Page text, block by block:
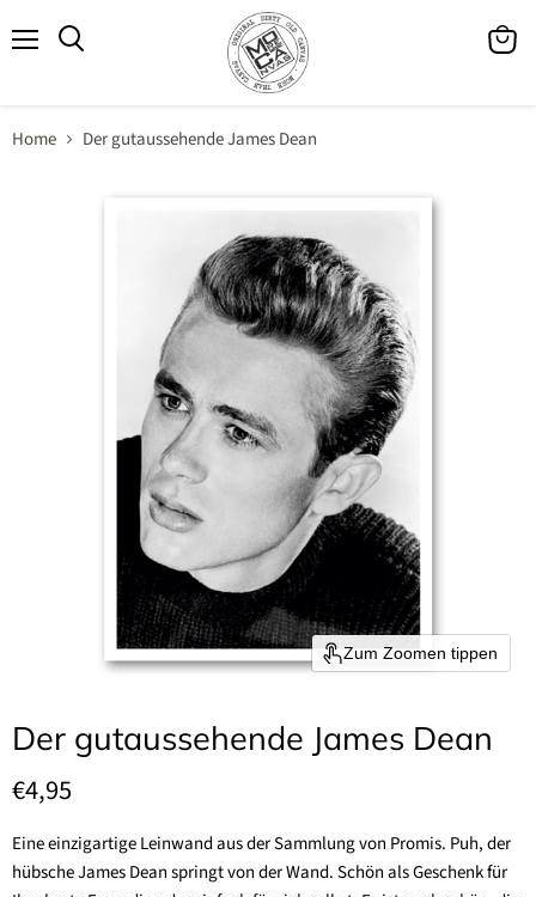
Home Der gutaussehende James Dean
Zum Zoomen tippen
Der gutaussehende James Dean
Aktueller Preis
€4,95
Eine einzigartige Leinwand aus der Sammlung von Promis. Puh, der
hübsche James Dean springt von der Wand. Schön als Geschenk für